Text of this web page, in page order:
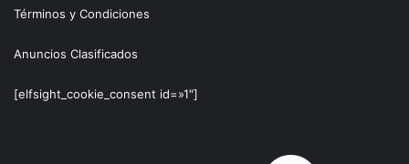
Términos y Condiciones
Anuncios Clasificados
[elfsight_cookie_consent id=»1″]